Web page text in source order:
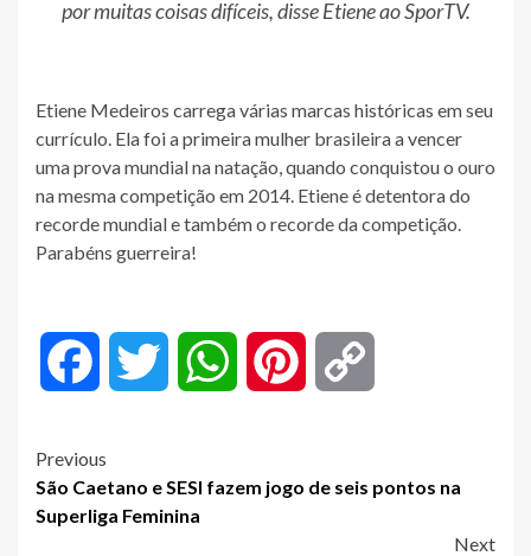
por muitas coisas difíceis, disse Etiene ao SporTV.
Etiene Medeiros carrega várias marcas históricas em seu
currículo. Ela foi a primeira mulher brasileira a vencer
uma prova mundial na natação, quando conquistou o ouro
na mesma competição em 2014. Etiene é detentora do
recorde mundial e também o recorde da competição.
Parabéns guerreira!
Facebook Twitter WhatsAppPinterest
Post
navigation
Previous
São Caetano e SESI fazem jogo de seis pontos na
Superliga Feminina
Next